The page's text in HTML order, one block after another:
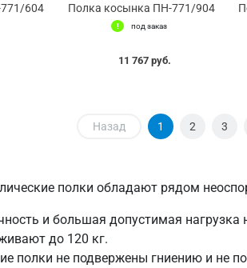
604 Полка косынка ПН-771/904
под заказ
11 767 руб.
Назад 1 2 3
полки обладают рядом
и большая допустимая
до 120 кг.
полки не подвержены гниению и не